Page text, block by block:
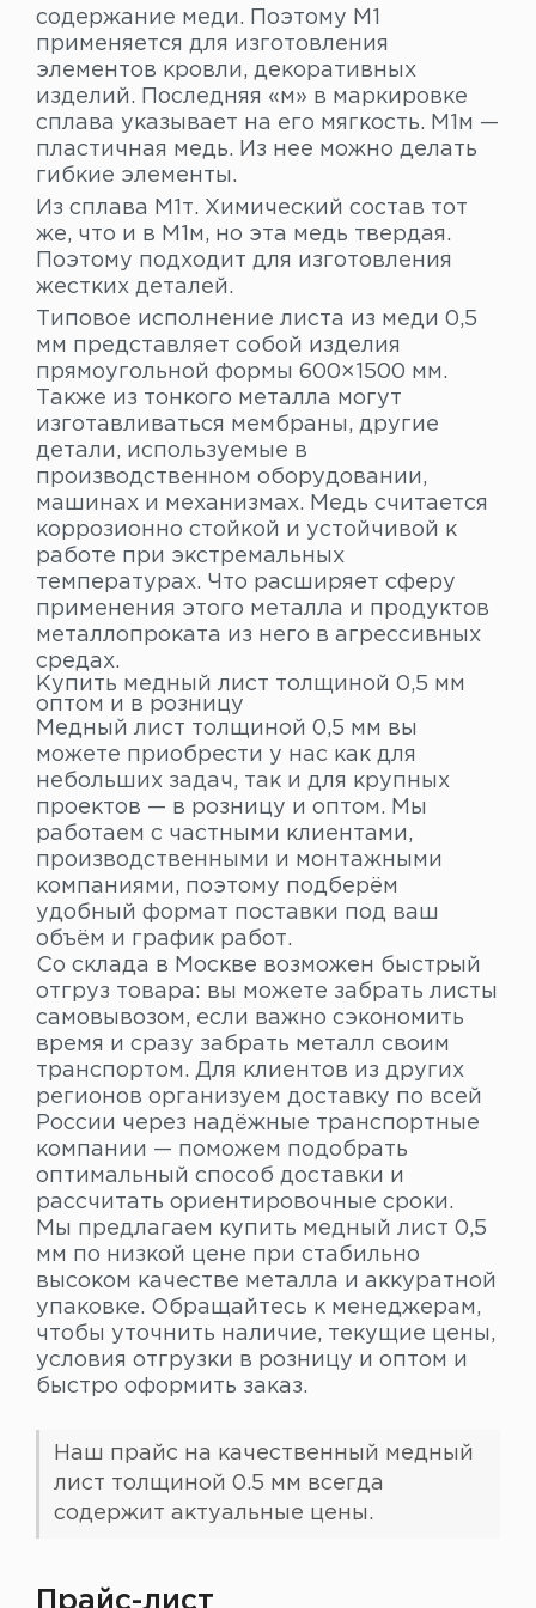
содержание меди. Поэтому М1
применяется для изготовления
элементов кровли, декоративных
изделий. Последняя «м» в маркировке
сплава указывает на его мягкость. М1м —
пластичная медь. Из нее можно делать
гибкие элементы.
Из сплава М1т. Химический состав тот
же, что и в М1м, но эта медь твердая.
Поэтому подходит для изготовления
жестких деталей.
Типовое исполнение листа из меди 0,5
мм представляет собой изделия
прямоугольной формы 600×1500 мм.
Также из тонкого металла могут
изготавливаться мембраны, другие
детали, используемые в
производственном оборудовании,
машинах и механизмах. Медь считается
коррозионно стойкой и устойчивой к
работе при экстремальных
температурах. Что расширяет сферу
применения этого металла и продуктов
металлопроката из него в агрессивных
средах.
Купить медный лист толщиной 0,5 мм
оптом и в розницу
Медный лист толщиной 0,5 мм вы
можете приобрести у нас как для
небольших задач, так и для крупных
проектов — в розницу и оптом. Мы
работаем с частными клиентами,
производственными и монтажными
компаниями, поэтому подберём
удобный формат поставки под ваш
объём и график работ.
Со склада в Москве возможен быстрый
отгруз товара: вы можете забрать листы
самовывозом, если важно сэкономить
время и сразу забрать металл своим
транспортом. Для клиентов из других
регионов организуем доставку по всей
России через надёжные транспортные
компании — поможем подобрать
оптимальный способ доставки и
рассчитать ориентировочные сроки.
Мы предлагаем купить медный лист 0,5
мм по низкой цене при стабильно
высоком качестве металла и аккуратной
упаковке. Обращайтесь к менеджерам,
чтобы уточнить наличие, текущие цены,
условия отгрузки в розницу и оптом и
быстро оформить заказ.
Наш прайс на качественный медный
лист толщиной 0.5 мм всегда
содержит актуальные цены.
Прайс-лист